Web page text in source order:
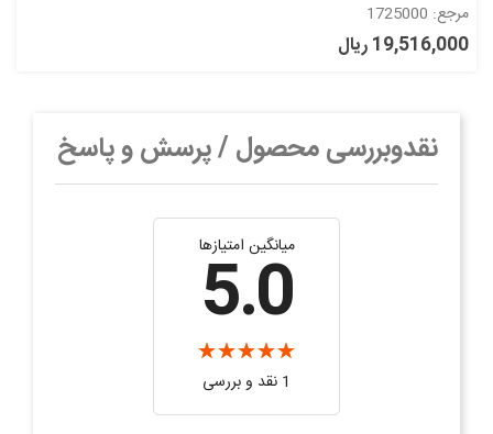
مرجع: 1725000
19,516,000 ریال
نقدوبررسی محصول / پرسش و پاسخ
میانگین امتیازها
5.0
1 نقد و بررسی